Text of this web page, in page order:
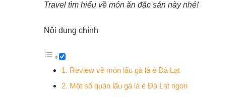
Travel tìm hiểu về món ăn đặc sản này nhé!
Nội dung chính
1. Review về món lẩu gà lá é Đà Lạt
2. Một số quán lẩu gà lá é Đà Lạt ngon